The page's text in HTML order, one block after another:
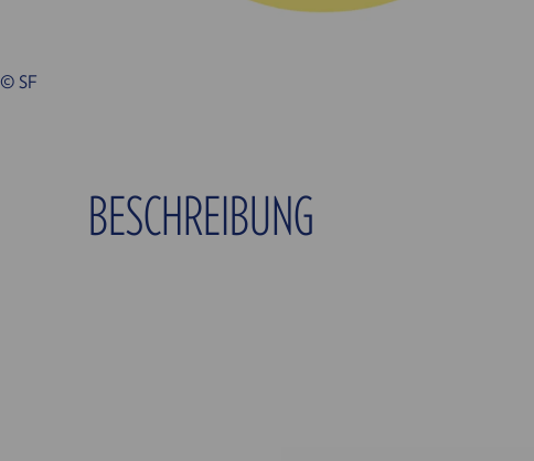
© SF
BESCHREIBUNG